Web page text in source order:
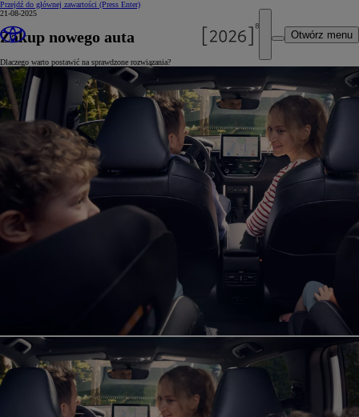
Przejdź do głównej zawartości (Press Enter)
Otwórz menu
21-08-2025
Zakup nowego auta
Dlaczego warto postawić na sprawdzone rozwiązania?